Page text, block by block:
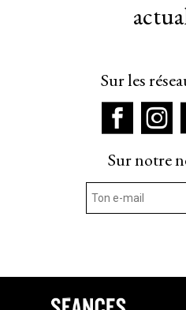
Sur les
Sur notre